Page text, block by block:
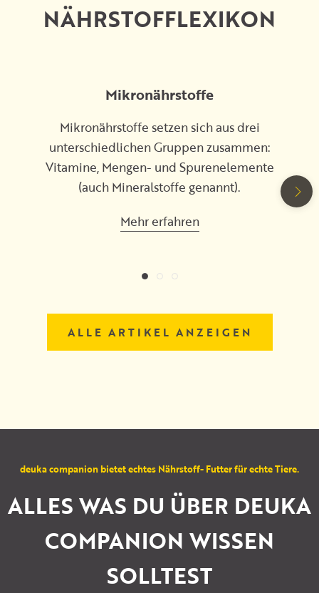
NÄHRSTOFFLEXIKON
Mikronährstoffe
Mikronährstoffe setzen sich aus drei
unterschiedlichen Gruppen zusammen:
Vitamine, Mengen- und Spurenelemente
(auch Mineralstoffe genannt).
Mehr erfahren
ALLE ARTIKEL ANZEIGEN
deuka companion bietet echtes Nährstoff- Futter für echte Tiere.
ALLES WAS DU ÜBER DEUKA
COMPANION WISSEN
SOLLTEST